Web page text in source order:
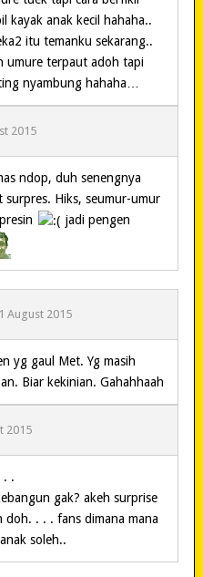
kayak anak kecil hahaha..
itu temanku sekarang..
umure terpaut adoh tapi
nyambung hahaha…
2015
ndop, duh senengnya
surpres. Hiks, seumur-umur
jadi pengen
1 August 2015
yg gaul Met. Yg masih
Biar kekinian. Gahahhaah
2015
. .
gak? akeh surprise
doh. . . . fans dimana mana
soleh..